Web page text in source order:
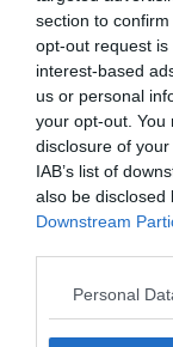
section to
opt-out request
interest-based
us or personal
your opt-out. You
disclosure of
IAB’s list of
also be disclosed
Downstream
Personal